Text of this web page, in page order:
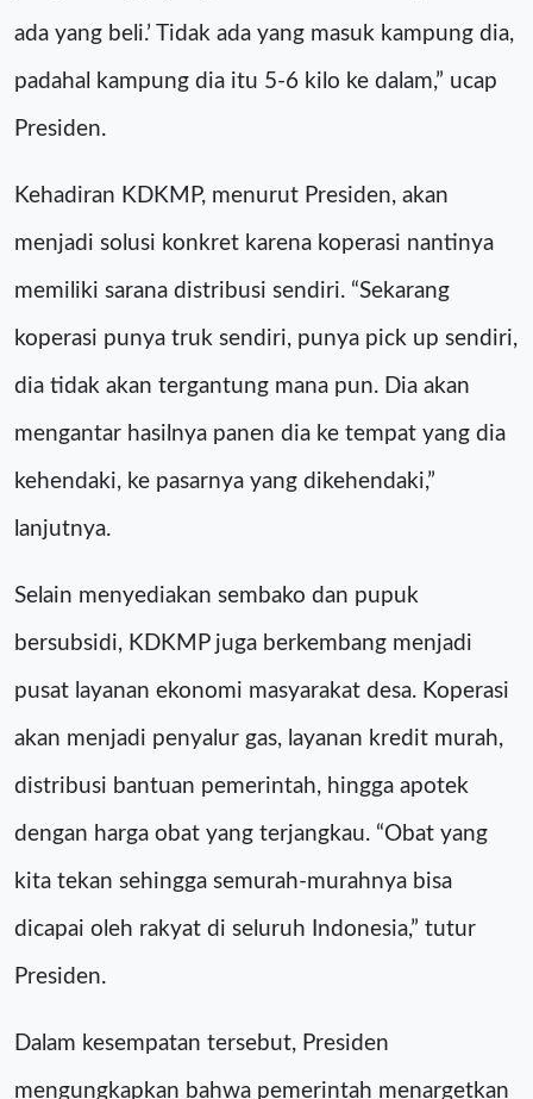
ada yang beli.’ Tidak ada yang masuk kampung dia,
padahal kampung dia itu 5-6 kilo ke dalam,” ucap
Presiden.
Kehadiran KDKMP, menurut Presiden, akan
menjadi solusi konkret karena koperasi nantinya
memiliki sarana distribusi sendiri. “Sekarang
koperasi punya truk sendiri, punya pick up sendiri,
dia tidak akan tergantung mana pun. Dia akan
mengantar hasilnya panen dia ke tempat yang dia
kehendaki, ke pasarnya yang dikehendaki,”
lanjutnya.
Selain menyediakan sembako dan pupuk
bersubsidi, KDKMP juga berkembang menjadi
pusat layanan ekonomi masyarakat desa. Koperasi
akan menjadi penyalur gas, layanan kredit murah,
distribusi bantuan pemerintah, hingga apotek
dengan harga obat yang terjangkau. “Obat yang
kita tekan sehingga semurah-murahnya bisa
dicapai oleh rakyat di seluruh Indonesia,” tutur
Presiden.
Dalam kesempatan tersebut, Presiden
mengungkapkan bahwa pemerintah menargetkan